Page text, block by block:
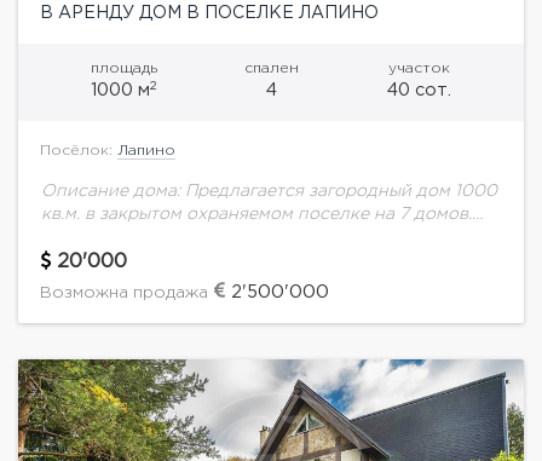
В АРЕНДУ ДОМ В ПОСЕЛКЕ ЛАПИНО
площадь
1000 м2
спален
4
участок
40 сот.
Посёлок: Лапино
Описание дома: Предлагается загородный дом 1000
кв.м. в закрытом охраняемом поселке на 7 домов.
доступность как Рублево-Успенскому, так и по
платной объездной...
20'000
Возможна продажа 2'500'000